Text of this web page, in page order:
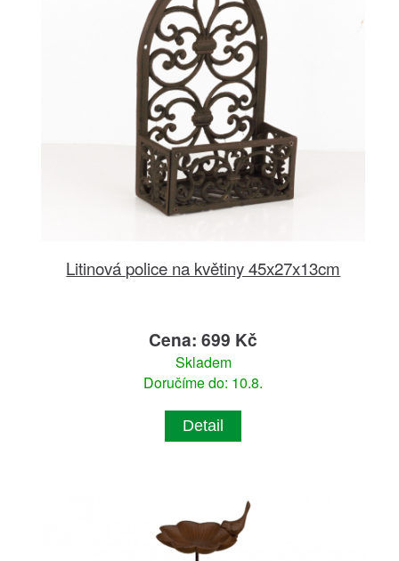
Litinová police na květiny 45x27x13cm
Cena: 699 Kč
Skladem
Doručíme do: 10.8.
Detail